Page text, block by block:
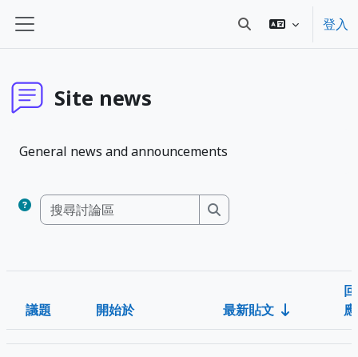
側板 切換搜尋輸入框登入
Site news
General news and announcements
搜尋討論區
搜尋討論區
狀態
議題 開始於 最新貼文
回
應